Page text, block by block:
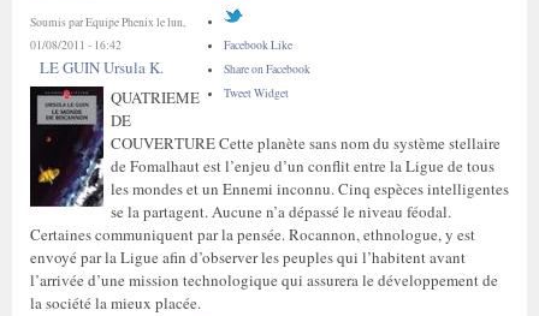
Facebook Like
Share on Facebook
Tweet Widget
Soumis parEquipe Phenix le lun,
01/08/2011 - 16:42
LE GUIN Ursula K.
QUATRIEME
DE
COUVERTURE Cette planète sans nom du système stellaire
de Fomalhaut est l’enjeu d’un conflit entre la Ligue de tous
les mondes et un Ennemi inconnu. Cinq espèces intelligentes
se la partagent. Aucune n’a dépassé le niveau féodal.
Certaines communiquent par la pensée. Rocannon, ethnologue, y est
envoyé par la Ligue afin d’observer les peuples qui l’habitent avant
l’arrivée d’une mission technologique qui assurera le développement de
la société la mieux placée.